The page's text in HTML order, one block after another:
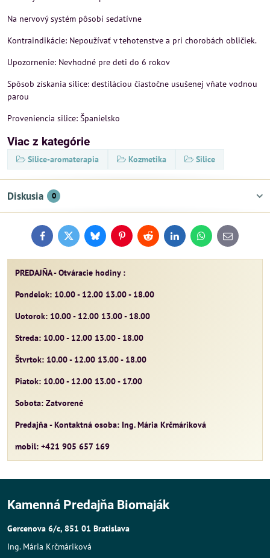
Na nervový systém pôsobí sedatívne
Kontraindikácie: Nepoužívať v tehotenstve a pri chorobách obličiek.
Upozornenie: Nevhodné pre deti do 6 rokov
Spôsob získania silice: destiláciou čiastočne usušenej vňate vodnou
parou
Proveniencia silice: Španielsko
Viac z kategórie
Silice-aromaterapia Kozmetika Silice
Diskusia 0
FacebookTwitterBlueskyPinterestReddit LinkedInWhatsApp
E-
mail
PREDAJŇA - Otváracie hodiny :
Pondelok: 10.00 - 12.00 13.00 - 18.00
Uotorok: 10.00 - 12.00 13.00 - 18.00
Streda: 10.00 - 12.00 13.00 - 18.00
Štvrtok: 10.00 - 12.00 13.00 - 18.00
Piatok: 10.00 - 12.00 13.00 - 17.00
Sobota: Zatvorené
Predajňa - Kontaktná osoba: Ing. Mária Krčmáriková
mobil: +421 905 657 169
Kamenná Predajňa Biomaják
Gercenova 6/c, 851 01 Bratislava
Ing. Mária Krčmáriková